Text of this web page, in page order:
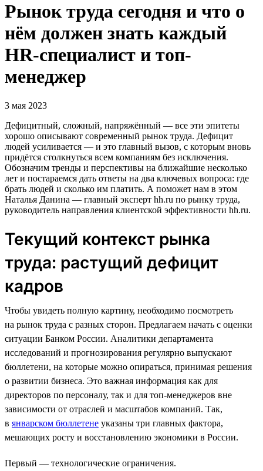
Рынок труда сегодня и что о
нём должен знать каждый
HR-специалист и топ-
менеджер
3 мая 2023
Дефицитный, сложный, напряжённый — все эти эпитеты
хорошо описывают современный рынок труда. Дефицит
людей усиливается — и это главный вызов, с которым вновь
придётся столкнуться всем компаниям без исключения.
Обозначим тренды и перспективы на ближайшие несколько
лет и постараемся дать ответы на два ключевых вопроса: где
брать людей и сколько им платить. А поможет нам в этом
Наталья Данина — главный эксперт hh.ru по рынку труда,
руководитель направления клиентской эффективности hh.ru.
Текущий контекст рынка
труда: растущий дефицит
кадров
Чтобы увидеть полную картину, необходимо посмотреть
на рынок труда с разных сторон. Предлагаем начать с оценки
ситуации Банком России. Аналитики департамента
исследований и прогнозирования регулярно выпускают
бюллетени, на которые можно опираться, принимая решения
о развитии бизнеса. Это важная информация как для
директоров по персоналу, так и для топ-менеджеров вне
зависимости от отраслей и масштабов компаний. Так,
в январском бюллетене указаны три главных фактора,
мешающих росту и восстановлению экономики в России.
Первый — технологические ограничения.